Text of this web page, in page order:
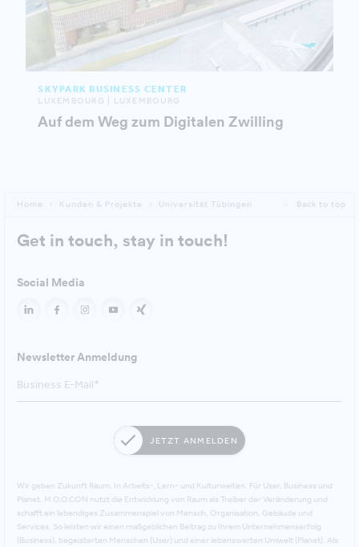
SKYPARK BUSINESS CENTER
LUXEMBOURG | LUXEMBOURG
Auf dem Weg zum Digitalen Zwilling
Home Kunden & Projekte Universität Tübingen Back to top
Get in touch, stay in touch!
Social Media
Newsletter Anmeldung
JETZT ANMELDEN
Wir geben Zukunft Raum. In Arbeits-, Lern- und Kulturwelten. Für User, Business und
Planet. M.O.O.CON nutzt die Entwicklung von Raum als Treiber der Veränderung und
schafft ein lebendiges Zusammenspiel von Mensch, Organisation, Gebäude und
Services. So leisten wir einen maßgeblichen Beitrag zu Ihrem Unternehmenserfolg
(Business), begeisterten Menschen (User) und einer lebenswerten Umwelt (Planet). Als